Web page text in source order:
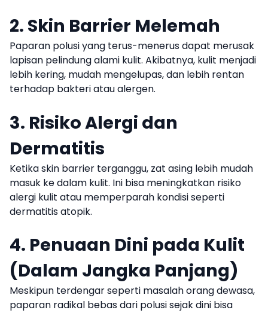
2. Skin Barrier Melemah
Paparan polusi yang terus-menerus dapat merusak
lapisan pelindung alami kulit. Akibatnya, kulit menjadi
lebih kering, mudah mengelupas, dan lebih rentan
terhadap bakteri atau alergen.
3. Risiko Alergi dan
Dermatitis
Ketika skin barrier terganggu, zat asing lebih mudah
masuk ke dalam kulit. Ini bisa meningkatkan risiko
alergi kulit atau memperparah kondisi seperti
dermatitis atopik.
4. Penuaan Dini pada Kulit
(Dalam Jangka Panjang)
Meskipun terdengar seperti masalah orang dewasa,
paparan radikal bebas dari polusi sejak dini bisa